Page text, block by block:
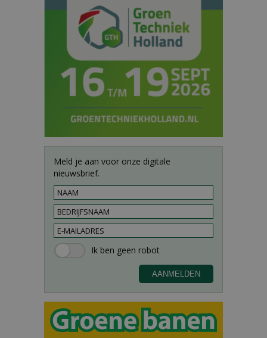
Meld je aan voor onze digitale
nieuwsbrief.